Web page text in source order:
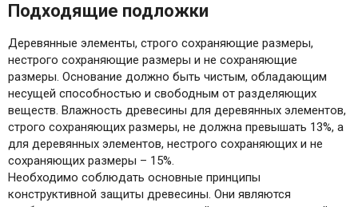
Подходящие подложки
Деревянные элементы, строго сохраняющие размеры,
нестрого сохраняющие размеры и не сохраняющие
размеры. Основание должно быть чистым, обладающим
несущей способностью и свободным от разделяющих
веществ. Влажность древесины для деревянных элементов,
строго сохраняющих размеры, не должна превышать 13%, а
для деревянных элементов, нестрого сохраняющих и не
сохраняющих размеры – 15%.
Необходимо соблюдать основные принципы
конструктивной защиты древесины. Они являются